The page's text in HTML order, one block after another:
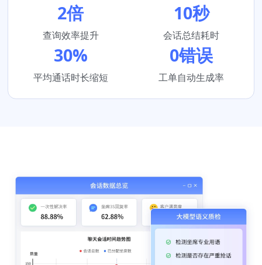
2倍
查询效率提升
10秒
会话总结耗时
30%
平均通话时长缩短
0错误
工单自动生成率